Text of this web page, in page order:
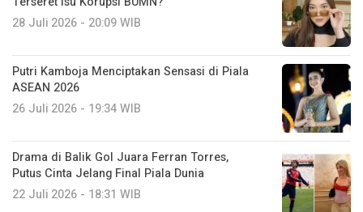
28 Juli 2026 - 20:09 WIB
Putri Kamboja Menciptakan Sensasi di Piala
ASEAN 2026
26 Juli 2026 - 19:34 WIB
Drama di Balik Gol Juara Ferran Torres,
Putus Cinta Jelang Final Piala Dunia
22 Juli 2026 - 18:31 WIB